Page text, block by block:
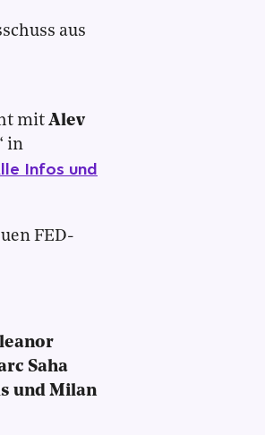
aus
mit Alev
in
Infos und
FED-
Saha
und Milan